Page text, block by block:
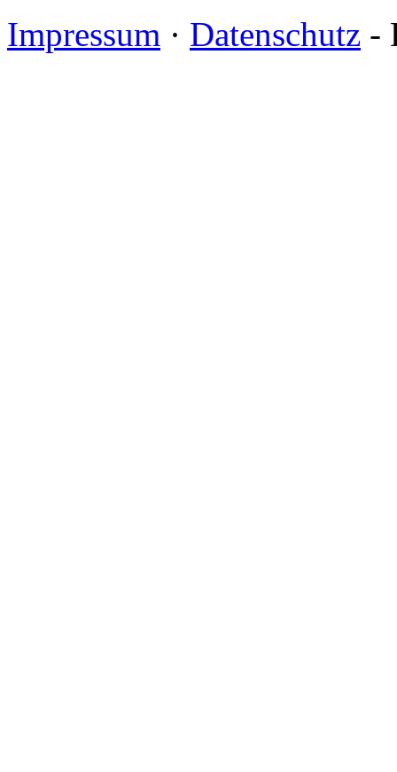
Impressum · Datenschutz -